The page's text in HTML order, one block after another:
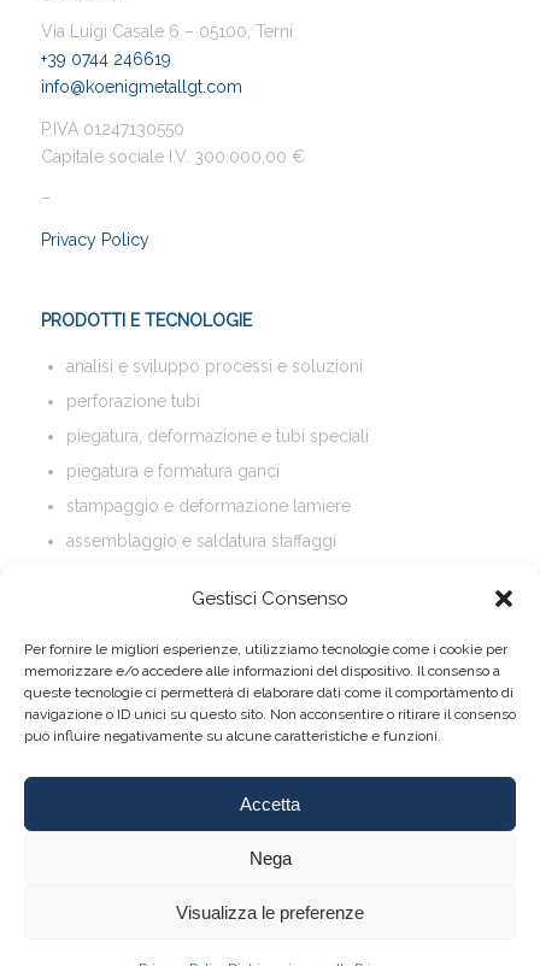
Gestisci Consenso
Per fornire le migliori esperienze, utilizziamo tecnologie come i cookie per
memorizzare e/o accedere alle informazioni del dispositivo. Il consenso a
queste tecnologie ci permetterà di elaborare dati come il comportamento di
navigazione o ID unici su questo sito. Non acconsentire o ritirare il consenso
può influire negativamente su alcune caratteristiche e funzioni.
Accetta
Nega
Visualizza le preferenze
Via Luigi Casale 6 – 05100, Terni
+39 0744 246619
info@koenigmetallgt.com
P.IVA 01247130550
Capitale sociale I.V. 300.000,00 €
–
Privacy Policy
PRODOTTI E TECNOLOGIE
analisi e sviluppo processi e soluzioni
perforazione tubi
piegatura, deformazione e tubi speciali
piegatura e formatura ganci
stampaggio e deformazione lamiere
assemblaggio e saldatura staffaggi
About|Contact